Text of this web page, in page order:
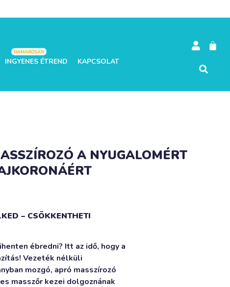
HAMAROSAN
INGYENES ÉTREND KAPCSOLAT
A NYUGALOMÉRT
– CSÖKKENTHETI
ébredni? Itt az idő, hogy a
Vezeték nélküli
mozgó, apró masszírozó
masszőr kezei dolgoznának